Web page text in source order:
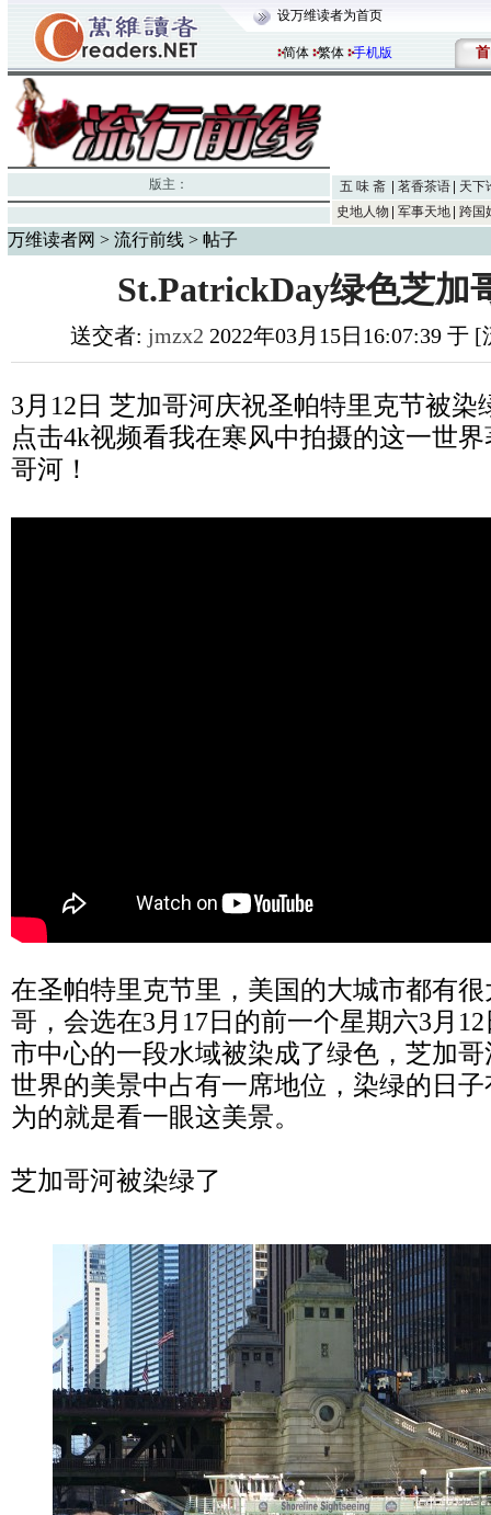
设万维读者为首页
简体 繁体 手机版 首
版主： 五 味 斋 茗香茶语
天下
史地人物
军事天地 跨国
万维读者网 > 流行前线 > 帖子
St.PatrickDay绿色芝加
送交者: jmzx2 2022年03月15日16:07:39 于
3月12日 芝加哥河庆祝圣帕特里克节被
点击4k视频看我在寒风中拍摄的这一世
哥河！
在圣帕特里克节里，美国的大城市都有
哥，会选在3月17日的前一个星期六3月
市中心的一段水域被染成了绿色，芝加
世界的美景中占有一席地位，染绿的日
为的就是看一眼这美景。
芝加哥河被染绿了